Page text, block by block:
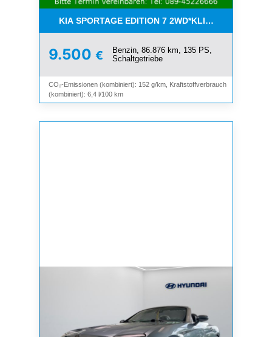
KIA SPORTAGE EDITION 7
9.500 €
Benzin, 86.876 km, 135 PS,
Schaltgetriebe
CO₂-Emissionen (kombiniert): 152 g/km, Kraftstoffverbrauch
(kombiniert): 6,4 l/100 km